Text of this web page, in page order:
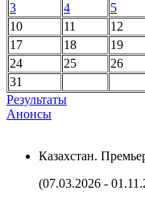
3
4 5
10
11 12
17
18 19
24
25 26
31
Результаты
Анонсы
Казахстан.
(07.03.2026 -